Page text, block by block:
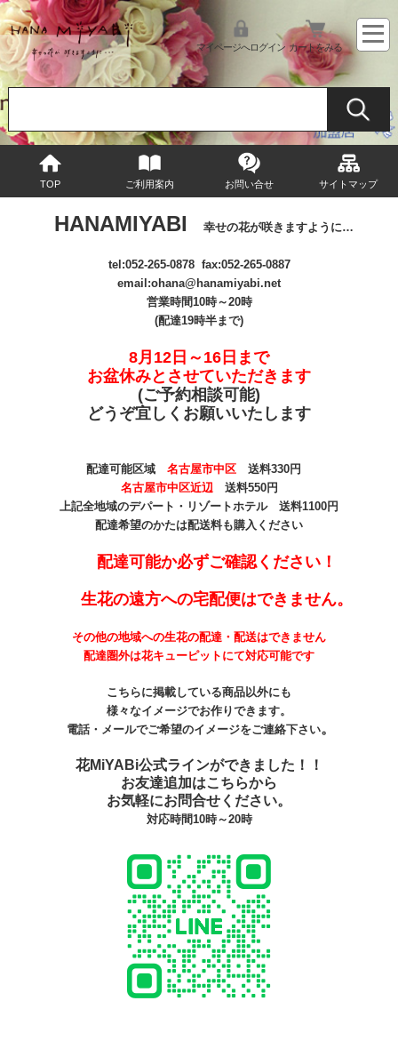
マイページへログイン カートをみる
TOP ご利用案内 お問い合せ サイトマップ
HANAMIYABI 幸せの花が咲きますように…
tel:052-265-0878fax:052-265-0887
email :ohana@hanamiyabi.net
営業時間10時～20時
(配達19時半まで)
8月12日～16日まで
お盆休みとさせていただきます
(ご予約相談可能)
どうぞ宜しくお願いいたします
配達可能区域 名古屋市中区送料330円
名古屋市中区近辺送料550円
上記全地域のデパート・リゾートホテル 送料1100円
配達希望のかたは配送料も購入ください
配達可能か必ずご確認ください！
生花の遠方への宅配便はできません。
その他の地域への生花の配達・配送はできません
配達圏外は花キューピットにて対応可能です
こちらに掲載している商品以外にも
様々なイメージでお作りできます。
電話・メールでご希望のイメージをご連絡下さい。
花MiYABi公式ラインができました！！
お友達追加はこちらから
お気軽にお問合せください。
対応時間10時～20時